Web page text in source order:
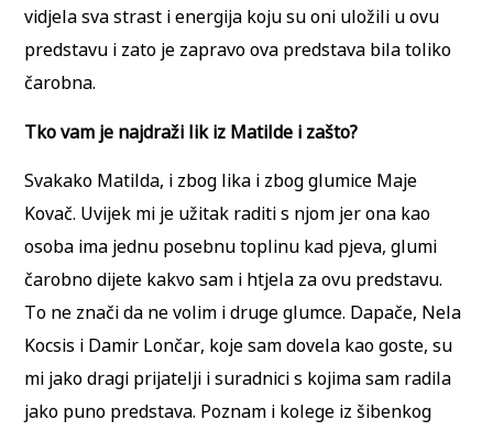
vidjela sva strast i energija koju su oni uložili u ovu
predstavu i zato je zapravo ova predstava bila toliko
čarobna.
Tko vam je najdraži lik iz Matilde i zašto?
Svakako Matilda, i zbog lika i zbog glumice Maje
Kovač. Uvijek mi je užitak raditi s njom jer ona kao
osoba ima jednu posebnu toplinu kad pjeva, glumi
čarobno dijete kakvo sam i htjela za ovu predstavu.
To ne znači da ne volim i druge glumce. Dapače, Nela
Kocsis i Damir Lončar, koje sam dovela kao goste, su
mi jako dragi prijatelji i suradnici s kojima sam radila
jako puno predstava. Poznam i kolege iz šibenkog